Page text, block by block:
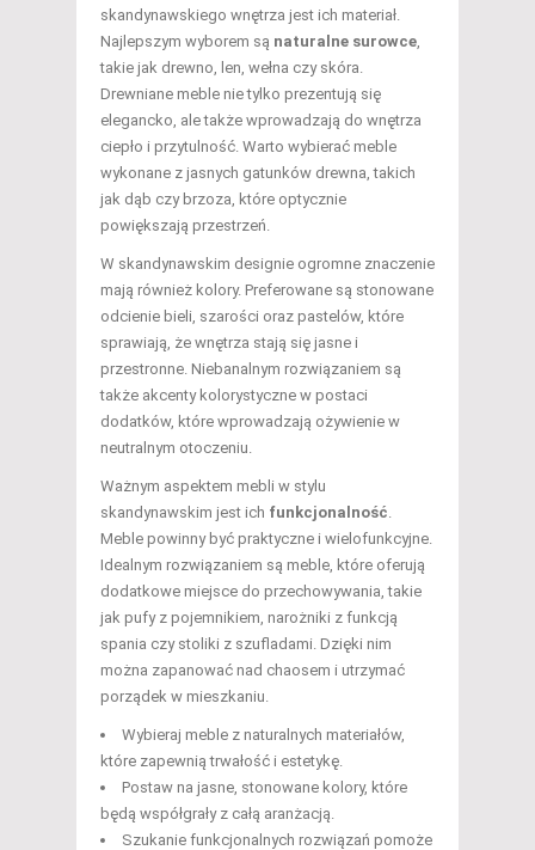
skandynawskiego wnętrza jest ich materiał.
Najlepszym wyborem są naturalne surowce,
takie jak drewno, len, wełna czy skóra.
Drewniane meble nie tylko prezentują się
elegancko, ale także wprowadzają do wnętrza
ciepło i przytulność. Warto wybierać meble
wykonane z jasnych gatunków drewna, takich
jak dąb czy brzoza, które optycznie
powiększają przestrzeń.
W skandynawskim designie ogromne znaczenie
mają również kolory. Preferowane są stonowane
odcienie bieli, szarości oraz pastelów, które
sprawiają, że wnętrza stają się jasne i
przestronne. Niebanalnym rozwiązaniem są
także akcenty kolorystyczne w postaci
dodatków, które wprowadzają ożywienie w
neutralnym otoczeniu.
Ważnym aspektem mebli w stylu
skandynawskim jest ich funkcjonalność.
Meble powinny być praktyczne i wielofunkcyjne.
Idealnym rozwiązaniem są meble, które oferują
dodatkowe miejsce do przechowywania, takie
jak pufy z pojemnikiem, narożniki z funkcją
spania czy stoliki z szufladami. Dzięki nim
można zapanować nad chaosem i utrzymać
porządek w mieszkaniu.
Wybieraj meble z naturalnych materiałów,
które zapewnią trwałość i estetykę.
Postaw na jasne, stonowane kolory, które
będą współgrały z całą aranżacją.
Szukanie funkcjonalnych rozwiązań pomoże